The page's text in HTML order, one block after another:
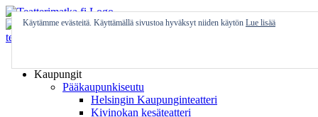
Skip
to
content
Kaupungit
Pääkaupunkiseutu
Helsingin Kaupunginteatteri
Kivinokan kesäteatteri
Käytämme evästeitä. Käyttämällä sivustoa hyväksyt niiden käytön Lue lisää